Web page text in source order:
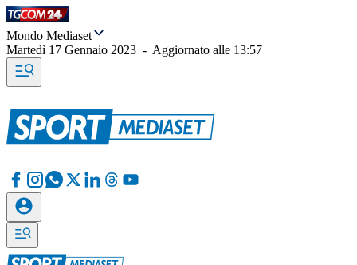
Mondo Mediaset
Martedì 17 Gennaio 2023 - Aggiornato alle 13:57